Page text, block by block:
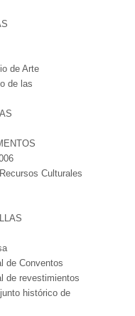
de Arte
de las
Culturales
de Conventos
de revestimientos
histórico de